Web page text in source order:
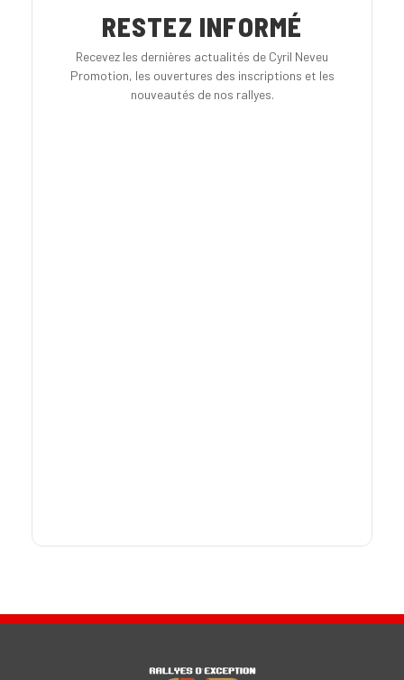
RESTEZ INFORMÉ
Recevez les dernières actualités de Cyril Neveu
Promotion, les ouvertures des inscriptions et les
nouveautés de nos rallyes.